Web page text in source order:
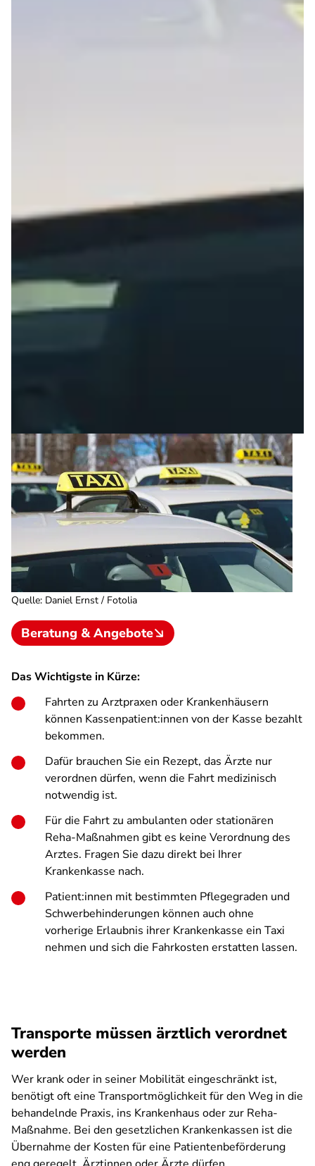
Quelle: Daniel Ernst / Fotolia
Beratung & Angebote
Das Wichtigste in Kürze:
Fahrten zu Arztpraxen oder Krankenhäusern
können Kassenpatient:innen von der Kasse bezahlt
bekommen.
Dafür brauchen Sie ein Rezept, das Ärzte nur
verordnen dürfen, wenn die Fahrt medizinisch
notwendig ist.
Für die Fahrt zu ambulanten oder stationären
Reha-Maßnahmen gibt es keine Verordnung des
Arztes. Fragen Sie dazu direkt bei Ihrer
Krankenkasse nach.
Patient:innen mit bestimmten Pflegegraden und
Schwerbehinderungen können auch ohne
vorherige Erlaubnis ihrer Krankenkasse ein Taxi
nehmen und sich die Fahrkosten erstatten lassen.
Transporte müssen ärztlich verordnet
werden
Wer krank oder in seiner Mobilität eingeschränkt ist,
benötigt oft eine Transportmöglichkeit für den Weg in die
behandelnde Praxis, ins Krankenhaus oder zur Reha-
Maßnahme. Bei den gesetzlichen Krankenkassen ist die
Übernahme der Kosten für eine Patientenbeförderung